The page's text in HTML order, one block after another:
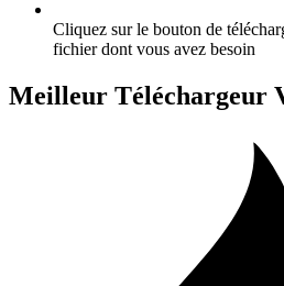
Cliquez sur le bouton de
fichier dont vous avez besoin
Meilleur Téléchargeur